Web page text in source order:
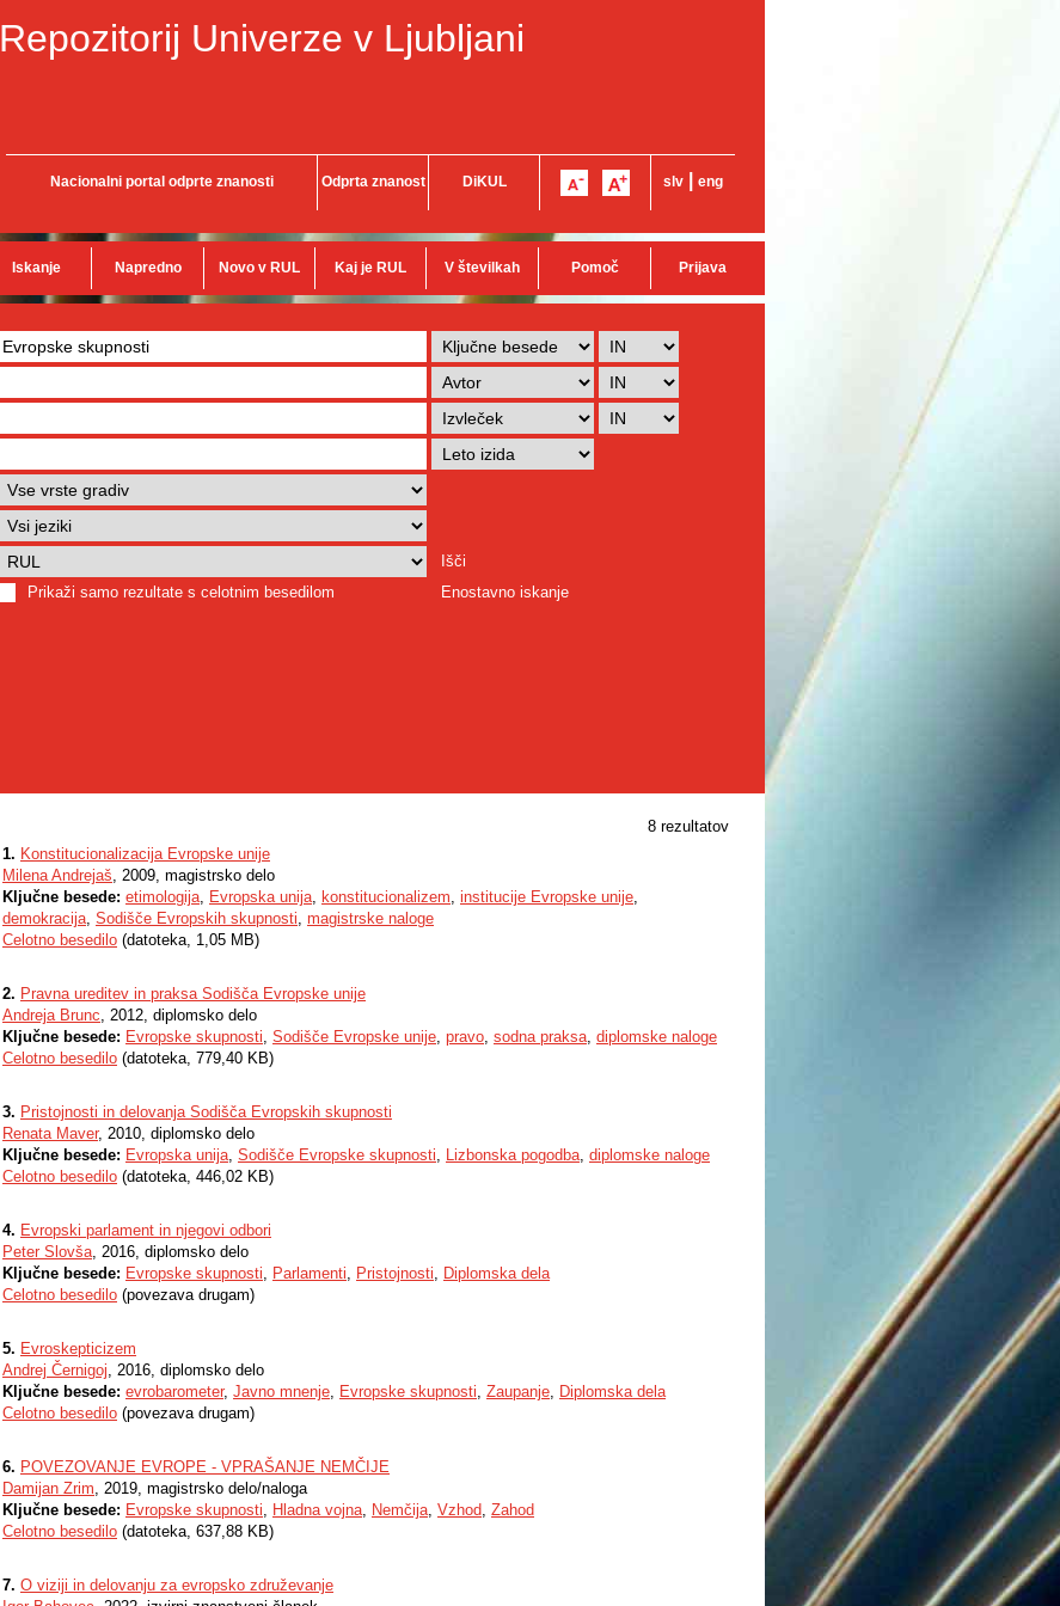
Repozitorij Univerze v Ljubljani
Nacionalni portal odprte znanosti Odprta znanost DiKUL slv eng
Iskanje Napredno Novo v RUL Kaj je RUL V številkah Pomoč Prijava
Išči
Prikaži samo rezultate s celotnim besedilom
Enostavno iskanje
8 rezultatov
1. Konstitucionalizacija Evropske unije
Milena Andrejaš, 2009, magistrsko delo
Ključne besede: etimologija, Evropska unija, konstitucionalizem, institucije Evropske unije,
demokracija, Sodišče Evropskih skupnosti, magistrske naloge
Celotno besedilo (datoteka, 1,05 MB)
2. Pravna ureditev in praksa Sodišča Evropske unije
Andreja Brunc, 2012, diplomsko delo
Ključne besede: Evropske skupnosti, Sodišče Evropske unije, pravo, sodna praksa, diplomske naloge
Celotno besedilo (datoteka, 779,40 KB)
3. Pristojnosti in delovanja Sodišča Evropskih skupnosti
Renata Maver, 2010, diplomsko delo
Ključne besede: Evropska unija, Sodišče Evropske skupnosti, Lizbonska pogodba, diplomske naloge
Celotno besedilo (datoteka, 446,02 KB)
4. Evropski parlament in njegovi odbori
Peter Slovša, 2016, diplomsko delo
Ključne besede: Evropske skupnosti, Parlamenti, Pristojnosti, Diplomska dela
Celotno besedilo (povezava drugam)
5. Evroskepticizem
Andrej Černigoj, 2016, diplomsko delo
Ključne besede: evrobarometer, Javno mnenje, Evropske skupnosti, Zaupanje, Diplomska dela
Celotno besedilo (povezava drugam)
6. POVEZOVANJE EVROPE - VPRAŠANJE NEMČIJE
Damijan Zrim, 2019, magistrsko delo/naloga
Ključne besede: Evropske skupnosti, Hladna vojna, Nemčija, Vzhod, Zahod
Celotno besedilo (datoteka, 637,88 KB)
7. O viziji in delovanju za evropsko združevanje